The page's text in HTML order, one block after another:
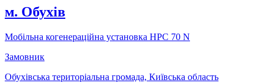
м. Обухів
Мобільна когенераційна установка НРС 70 N
Замовник
Обухівська територіальна громада, Київська область